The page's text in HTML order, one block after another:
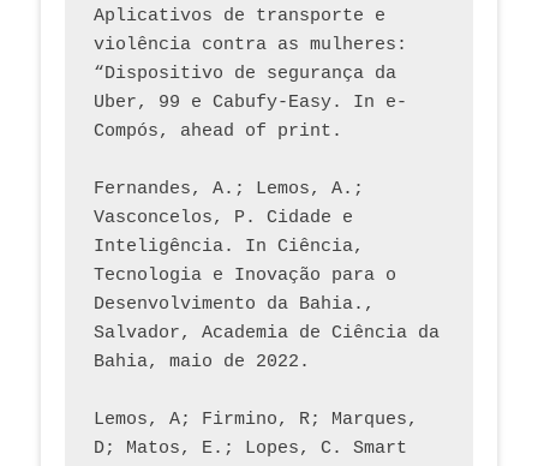
Aplicativos de transporte e
violência contra as mulheres:
“Dispositivo de segurança da
Uber, 99 e Cabufy-Easy. In e-
Compós, ahead of print.
Fernandes, A.; Lemos, A.;
Vasconcelos, P. Cidade e
Inteligência. In Ciência,
Tecnologia e Inovação para o
Desenvolvimento da Bahia.,
Salvador, Academia de Ciência da
Bahia, maio de 2022.
Lemos, A; Firmino, R; Marques,
D; Matos, E.; Lopes, C. Smart